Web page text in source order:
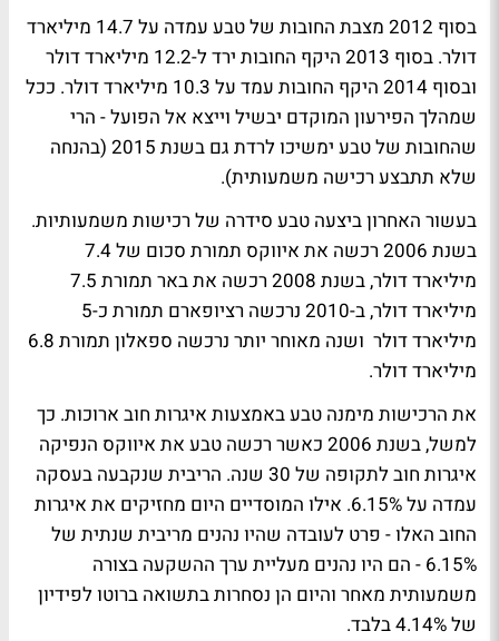
בסוף 2012 מצבת החובות של טבע עמדה על 14.7 מיליארד
דולר. בסוף 2013 היקף החובות ירד ל-12.2 מיליארד דולר
ובסוף 2014 היקף החובות עמד על 10.3 מיליארד דולר. ככל
שמהלך הפירעון המוקדם יבשיל וייצא אל הפועל - הרי
שהחובות של טבע ימשיכו לרדת גם בשנת 2015 (בהנחה
שלא תתבצע רכישה משמעותית).
בעשור האחרון ביצעה טבע סידרה של רכישות משמעותיות.
בשנת 2006 רכשה את איווקס תמורת סכום של 7.4
מיליארד דולר, בשנת 2008 רכשה את באר תמורת 7.5
מיליארד דולר, ב-2010 נרכשה רציופארם תמורת כ-5
מיליארד דולר ושנה מאוחר יותר נרכשה ספאלון תמורת 6.8
מיליארד דולר.
את הרכישות מימנה טבע באמצעות איגרות חוב ארוכות. כך
למשל, בשנת 2006 כאשר רכשה טבע את איווקס הנפיקה
איגרות חוב לתקופה של 30 שנה. הריבית שנקבעה בעסקה
עמדה על 6.15%. אילו המוסדיים היום מחזיקים את איגרות
החוב האלו - פרט לעובדה שהיו נהנים מריבית שנתית של
6.15% - הם היו נהנים מעליית ערך ההשקעה בצורה
משמעותית מאחר והיום הן נסחרות בתשואה ברוטו לפידיון
של 4.14% בלבד.